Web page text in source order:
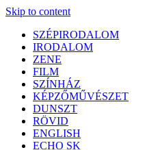
Skip to content
SZÉPIRODALOM
IRODALOM
ZENE
FILM
SZÍNHÁZ
KÉPZŐMŰVÉSZET
DUNSZT
RÖVID
ENGLISH
ECHO SK